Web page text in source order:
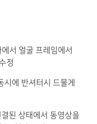
서 얼굴 프레임에서
정
에 반셔터시 드물게
된 상태에서 동영상을